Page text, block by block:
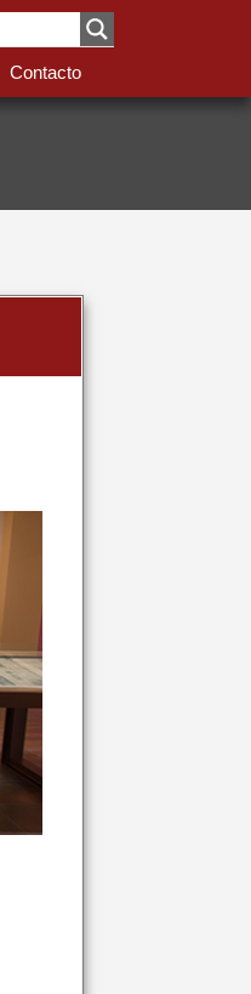
Contacto